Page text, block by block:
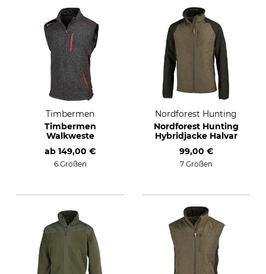
Timbermen
Timbermen
Walkweste
ab 149,00 €
6 Größen
Nordforest Hunting
Nordforest Hunting
Hybridjacke Halvar
99,00 €
7 Größen